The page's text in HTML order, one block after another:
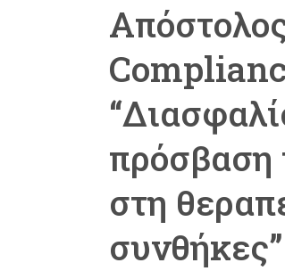
πρόσβαση
στη
συνθήκες”